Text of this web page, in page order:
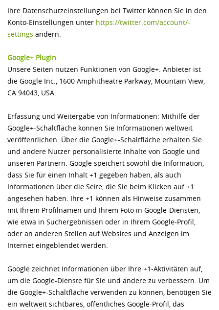
Ihre Datenschutzeinstellungen bei Twitter können Sie in den
Konto-Einstellungen unter https://twitter.com/­account/­
settings ändern.
Google+ Plugin
Unsere Seiten nutzen Funktionen von Google+. Anbieter ist
die Google Inc., 1600 Amphitheatre Parkway, Mountain View,
CA 94043, USA.
Erfassung und Weitergabe von Informationen: Mithilfe der
Google+-Schaltfläche können Sie Informationen weltweit
veröffentlichen. Über die Google+-Schaltfläche erhalten Sie
und andere Nutzer personalisierte Inhalte von Google und
unseren Partnern. Google speichert sowohl die Information,
dass Sie für einen Inhalt +1 gegeben haben, als auch
Informationen über die Seite, die Sie beim Klicken auf +1
angesehen haben. Ihre +1 können als Hinweise zusammen
mit Ihrem Profilnamen und Ihrem Foto in Google-Diensten,
wie etwa in Suchergebnissen oder in Ihrem Google-Profil,
oder an anderen Stellen auf Websites und Anzeigen im
Internet eingeblendet werden.
Google zeichnet Informationen über Ihre +1-Aktivitäten auf,
um die Google-Dienste für Sie und andere zu verbessern. Um
die Google+-Schaltfläche verwenden zu können, benötigen Sie
ein weltweit sichtbares, öffentliches Google-Profil, das